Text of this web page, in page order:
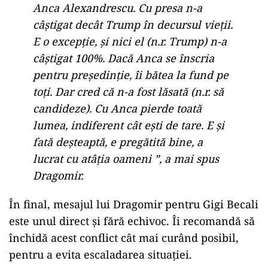
Anca Alexandrescu. Cu presa n-a
câștigat decât Trump în decursul vieții.
E o excepție, și nici el (n.r. Trump) n-a
câștigat 100%. Dacă Anca se înscria
pentru președinție, îi bătea la fund pe
toți. Dar cred că n-a fost lăsată (n.r. să
candideze). Cu Anca pierde toată
lumea, indiferent cât ești de tare. E și
fată deșteaptă, e pregătită bine, a
lucrat cu atâția oameni ”, a mai spus
Dragomir.
În final, mesajul lui Dragomir pentru Gigi Becali
este unul direct și fără echivoc. Îi recomandă să
închidă acest conflict cât mai curând posibil,
pentru a evita escaladarea situației.